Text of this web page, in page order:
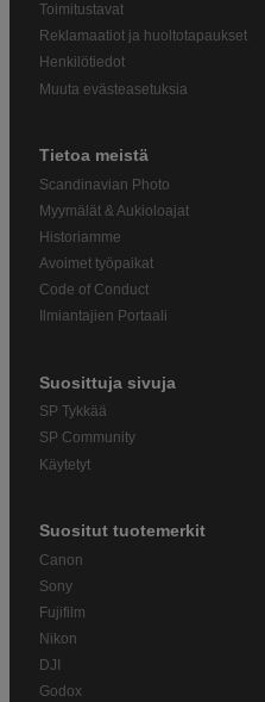
Toimitustavat
Reklamaatiot ja huoltotapaukset
Henkilötiedot
Muuta evästeasetuksia
Tietoa meistä
Scandinavian Photo
Myymälät & Aukioloajat
Historiamme
Avoimet työpaikat
Code of Conduct
Ilmiantajien Portaali
Suosittuja sivuja
SP Tykkää
SP Community
Käytetyt
Suositut tuotemerkit
Canon
Sony
Fujifilm
Nikon
DJI
Godox